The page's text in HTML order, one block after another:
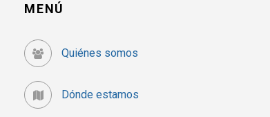
MENÚ
Quiénes somos
Dónde estamos